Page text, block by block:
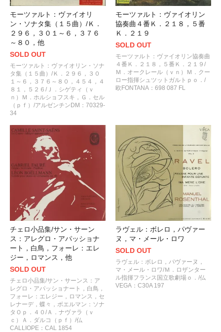
モーツァルト：ヴァイオリ
ン・ソナタ集（１５曲）/Ｋ．
２９６，３０１～６，３７６
～８０，他
SOLD OUT
モーツァルト：ヴァイオリン・ソナ
タ集（１５曲）/Ｋ．２９６，３０
１～６，３７６～８０，４５４，４
８１，５２６/Ｊ．シゲティ（ｖ
ｎ）Ｍ．ホルショフスキ，Ｇ．セル
（ｐｆ）/アルゼンチンDM：70329-
34
モーツァルト：ヴァイオリン
協奏曲４番Ｋ．２１８，５番
Ｋ．２１９
SOLD OUT
モーツァルト：ヴァイオリン協奏曲
４番Ｋ．２１８，５番Ｋ．２１９/
Ｍ．オークレール（ｖｎ）Ｍ．クー
ロー指揮シュツットガルトｐｏ．/
欧FONTANA：698 087 FL
チェロ小品集/サン・サーン
ス：アレグロ・アパッショナ
ート，白鳥，フォーレ：エレ
ジー，ロマンス，他
SOLD OUT
チェロ小品集/サン・サーンス：ア
レグロ・アパッショナート，白鳥，
フォーレ：エレジー，ロマンス，セ
レナーデ，蝶々，ボエルマン：ソナ
タＯｐ．４０/Ａ．ナヴァラ（ｖ
ｃ）Ａ．ダルコ（ｐｆ）/仏
CALLIOPE：CAL 1854
ラヴェル：ボレロ，パヴァー
ヌ，マ・メール・ロワ
SOLD OUT
ラヴェル：ボレロ，パヴァーヌ，
マ・メール・ロワ/Ｍ．ロザンター
ル指揮フランス国立歌劇場ｏ．/仏
VEGA：C30A 197